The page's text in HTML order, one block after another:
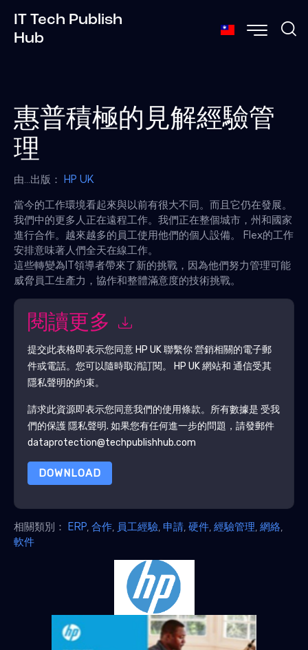
IT Tech Publish
Hub
惠普積極的見解經驗管
理
由...出版： HP UK
當今的工作環境看起來與以前有很大不同。而且它仍在發展。
我們中的更多人正在遠程工作。我們正在整個城市，州和國家
進行合作。越來越多的員工使用他們的個人設備。 Flex的工作
安排意味著人們全天在線工作。
這些轉變為IT領導者帶來了新的挑戰，因為他們努力管理可能
威脅員工生產力，協作和整體滿意度的技術挑戰。
閱讀更多
提交此表格即表示您同意 HP UK聯繫你 營銷相關的電子郵
件或電話。您可以隨時取消訂閱。
HP UK網站和 通信受其
隱私聲明的約束。
請求此資源即表示您同意我們的使用條款。所有數據是 受我
們的保護 隱私聲明. 如果您有任何進一步的問題，請發郵件
dataprotection@techpublishhub.com
DOWNLOAD
相關類別： ERP 合作 員工經驗 申請 硬件 經驗管理 網絡
軟件